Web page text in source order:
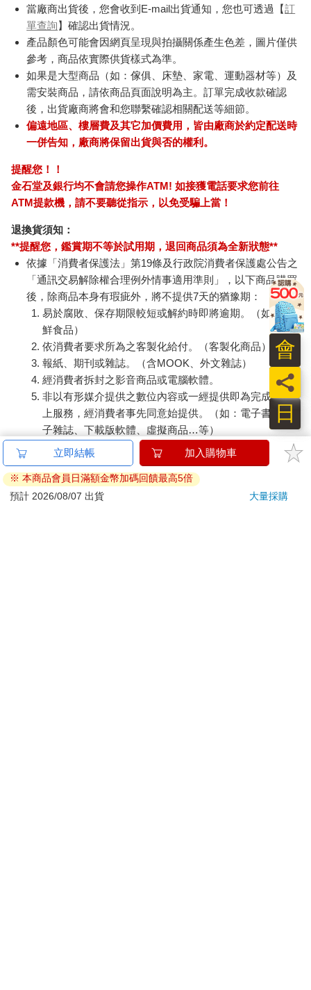
當廠商出貨後，您會收到E-mail出貨通知，您也可透過【訂
單查詢】確認出貨情況。
產品顏色可能會因網頁呈現與拍攝關係產生色差，圖片僅供
參考，商品依實際供貨樣式為準。
如果是大型商品（如：傢俱、床墊、家電、運動器材等）及
需安裝商品，請依商品頁面說明為主。訂單完成收款確認
後，出貨廠商將會和您聯繫確認相關配送等細節。
偏遠地區、樓層費及其它加價費用，皆由廠商於約定配送時
一併告知，廠商將保留出貨與否的權利。
提醒您！！
金石堂及銀行均不會請您操作ATM! 如接獲電話要求您前往
ATM提款機，請不要聽從指示，以免受騙上當！
退換貨須知：
**提醒您，鑑賞期不等於試用期，退回商品須為全新狀態**
依據「消費者保護法」第19條及行政院消費者保護處公告之
「通訊交易解除權合理例外情事適用準則」，以下商品購買
後，除商品本身有瑕疵外，將不提供7天的猶豫期：
易於腐敗、保存期限較短或解約時即將逾期。（如：生
鮮食品）
依消費者要求所為之客製化給付。（客製化商品）
報紙、期刊或雜誌。（含MOOK、外文雜誌）
經消費者拆封之影音商品或電腦軟體。
非以有形媒介提供之數位內容或一經提供即為完成之線
上服務，經消費者事先同意始提供。（如：電子書、電
子雜誌、下載版軟體、虛擬商品…等）
已拆封之個人衛生用品。（如：內衣褲、刮鬍刀、除毛
刀…等）
若非上列種類商品，均享有到貨7天的猶豫期（含例假
日）。
立即結帳 加入購物車
※ 本商品會員日滿額金幣加碼回饋最高5倍
預計 2026/08/07 出貨
大量採購
日
員
會